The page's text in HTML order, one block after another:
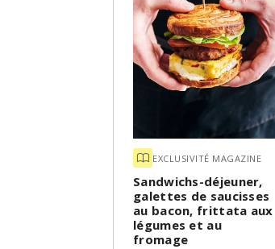
EXCLUSIVITÉ MAGAZINE
Sandwichs-déjeuner,
galettes de saucisses
au bacon, frittata aux
légumes et au
fromage